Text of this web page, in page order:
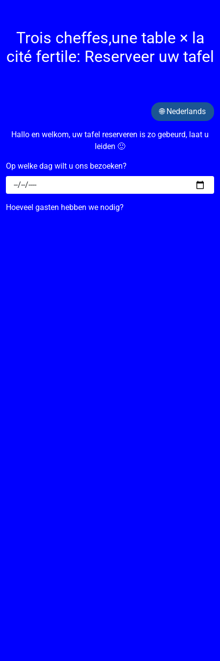
Trois cheffes,une table × la
cité fertile: Reserveer uw tafel
🌐 Nederlands
Hallo en welkom, uw tafel reserveren is zo gebeurd, laat u
leiden 🙂
Op welke dag wilt u ons bezoeken?
Hoeveel gasten hebben we nodig?